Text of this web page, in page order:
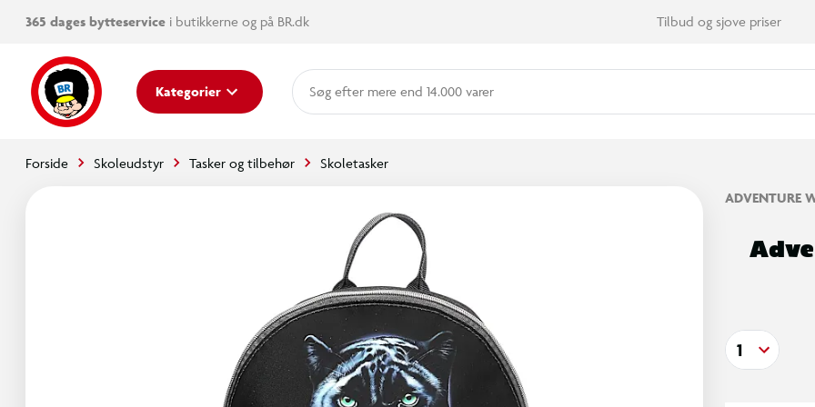
365 dages bytteservice i butikkerne og på BR.dk Tilbud og sjove priser
Kategorier mere end 14.000 varer
Forside Skoleudstyr Tasker og tilbehør Skoletasker
ADVENTURE
1